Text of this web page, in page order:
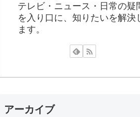
テレビ・ニュース・日常の疑
を入り口に、知りたいを解決
ます。
アーカイブ